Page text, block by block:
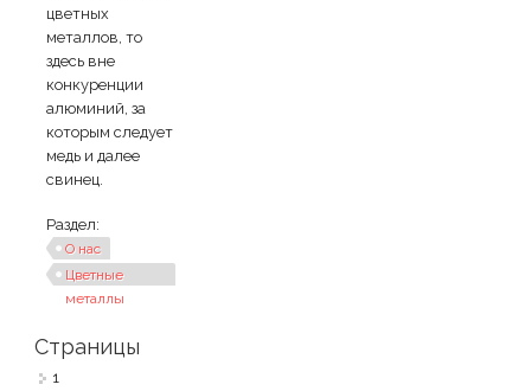
цветных
металлов, то
здесь вне
конкуренции
алюминий, за
которым следует
медь и далее
свинец.
Раздел:
О нас
Цветные
металлы
Страницы
1